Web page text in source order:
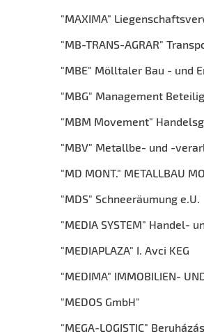
"MAXIMA"
"MB-TRANS-AGRAR"
"MBE" Mölltaler Bau - und
"MBG" Management
"MBM Movement"
"MBV" Metallbe- und -
"MD MONT." METALLBAU
"MDS" Schneeräumung e.U.
"MEDIA SYSTEM" Handel-
"MEDIAPLAZA" I. Avci KEG
"MEDIMA" IMMOBILIEN-
"MEDOS GmbH"
"MEGA-LOGISTIC"